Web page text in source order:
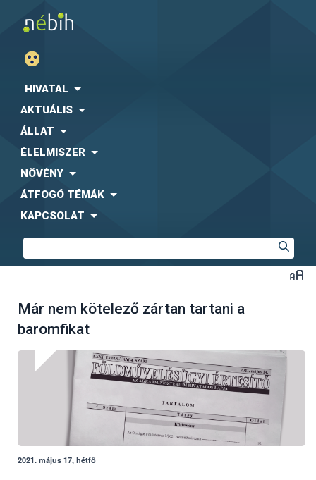
HIVATAL
AKTUÁLIS
ÁLLAT
ÉLELMISZER
NÖVÉNY
ÁTFOGÓ TÉMÁK
KAPCSOLAT
Már nem kötelező zártan tartani a
baromfikat
2021. május 17, hétfő